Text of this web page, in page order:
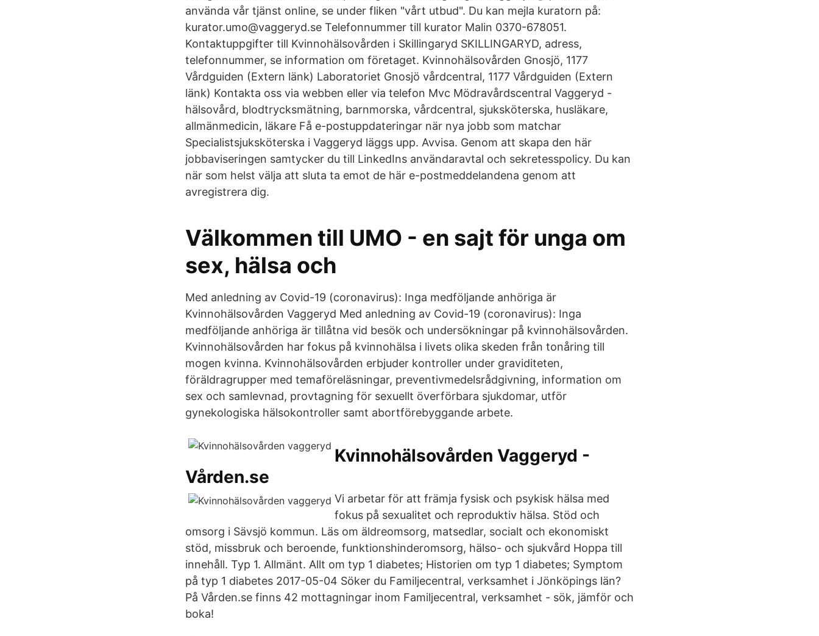
använda vår tjänst online, se under fliken "vårt utbud". Du kan mejla kuratorn på:
kurator.umo@vaggeryd.se Telefonnummer till kurator Malin 0370-678051.
Kontaktuppgifter till Kvinnohälsovården i Skillingaryd SKILLINGARYD, adress,
telefonnummer, se information om företaget. Kvinnohälsovården Gnosjö, 1177
Vårdguiden (Extern länk) Laboratoriet Gnosjö vårdcentral, 1177 Vårdguiden (Extern
länk) Kontakta oss via webben eller via telefon Mvc Mödravårdscentral Vaggeryd -
hälsovård, blodtrycksmätning, barnmorska, vårdcentral, sjuksköterska, husläkare,
allmänmedicin, läkare Få e-postuppdateringar när nya jobb som matchar
Specialistsjuksköterska i Vaggeryd läggs upp. Avvisa. Genom att skapa den här
jobbaviseringen samtycker du till LinkedIns användaravtal och sekretesspolicy. Du kan
när som helst välja att sluta ta emot de här e-postmeddelandena genom att
avregistrera dig.
Välkommen till UMO - en sajt för unga om
sex, hälsa och
Med anledning av Covid-19 (coronavirus): Inga medföljande anhöriga är
Kvinnohälsovården Vaggeryd Med anledning av Covid-19 (coronavirus): Inga
medföljande anhöriga är tillåtna vid besök och undersökningar på kvinnohälsovården.
Kvinnohälsovården har fokus på kvinnohälsa i livets olika skeden från tonåring till
mogen kvinna. Kvinnohälsovården erbjuder kontroller under graviditeten,
föräldragrupper med temaföreläsningar, preventivmedelsrådgivning, information om
sex och samlevnad, provtagning för sexuellt överförbara sjukdomar, utför
gynekologiska hälsokontroller samt abortförebyggande arbete.
Kvinnohälsovården Vaggeryd -
Vården.se
Vi arbetar för att främja fysisk och psykisk hälsa med
fokus på sexualitet och reproduktiv hälsa. Stöd och
omsorg i Sävsjö kommun. Läs om äldreomsorg, matsedlar, socialt och ekonomiskt
stöd, missbruk och beroende, funktionshinderomsorg, hälso- och sjukvård Hoppa till
innehåll. Typ 1. Allmänt. Allt om typ 1 diabetes; Historien om typ 1 diabetes; Symptom
på typ 1 diabetes 2017-05-04 Söker du Familjecentral, verksamhet i Jönköpings län?
På Vården.se finns 42 mottagningar inom Familjecentral, verksamhet - sök, jämför och
boka!